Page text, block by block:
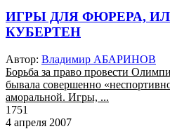
ИГРЫ ДЛЯ ФЮРЕРА,
КУБЕРТЕН
Автор: Владимир АБАРИНОВ
Борьба за право провести
бывала совершенно
аморальной. Игры, ...
1751
4 апреля 2007